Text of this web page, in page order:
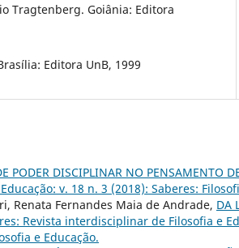
Tragtenberg. Goiânia: Editora
Editora UnB, 1999
PODER DISCIPLINAR NO PENSAMENTO
v. 18 n. 3 (2018): Saberes:
Renata Fernandes Maia de Andrade, DA
Revista interdisciplinar de Filosofia e
e Educação.